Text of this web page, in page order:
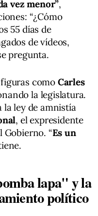
vez menor”,
“¿Cómo
55 días de
de vídeos,
pregunta.
como Carles
la legislatura.
la ley de amnistía
, el expresidente
Gobierno. “Es un
lapa" y la
político